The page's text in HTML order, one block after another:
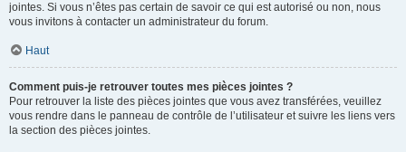
jointes. Si vous n’êtes pas certain de savoir ce qui est autorisé ou non, nous
vous invitons à contacter un administrateur du forum.
Haut
Comment puis-je retrouver toutes mes pièces jointes ?
Pour retrouver la liste des pièces jointes que vous avez transférées, veuillez
vous rendre dans le panneau de contrôle de l’utilisateur et suivre les liens vers
la section des pièces jointes.